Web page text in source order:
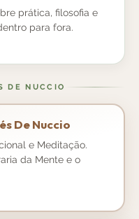
prática, filosofia e
para fora.
DE NUCCIO
De Nuccio
e Meditação.
da Mente e o